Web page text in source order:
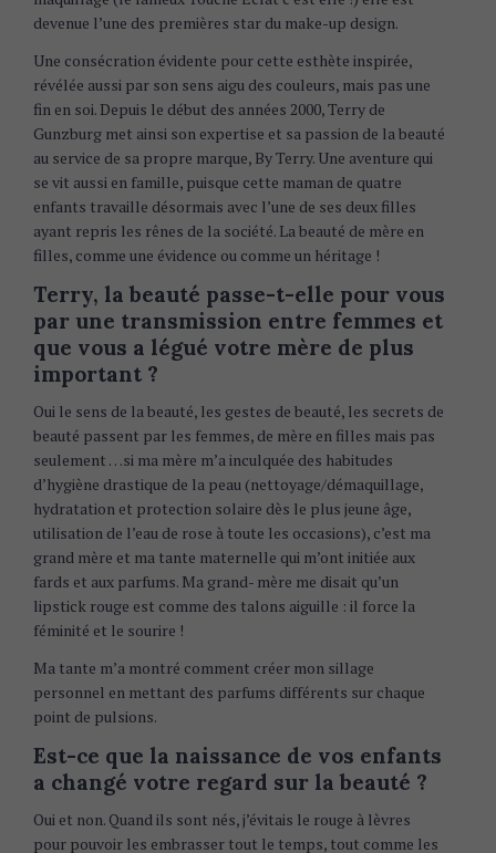
devenue l’une des premières star du make-up design.
Une consécration évidente pour cette esthète inspirée,
révélée aussi par son sens aigu des couleurs, mais pas une
fin en soi. Depuis le début des années 2000, Terry de
Gunzburg met ainsi son expertise et sa passion de la beauté
au service de sa propre marque, By Terry. Une aventure qui
se vit aussi en famille, puisque cette maman de quatre
enfants travaille désormais avec l’une de ses deux filles
ayant repris les rênes de la société. La beauté de mère en
filles, comme une évidence ou comme un héritage !
Terry, la beauté passe-t-elle pour vous
par une transmission entre femmes et
que vous a légué votre mère de plus
important ?
Oui le sens de la beauté, les gestes de beauté, les secrets de
beauté passent par les femmes, de mère en filles mais pas
seulement …si ma mère m’a inculquée des habitudes
d’hygiène drastique de la peau (nettoyage/démaquillage,
hydratation et protection solaire dès le plus jeune âge,
utilisation de l’eau de rose à toute les occasions), c’est ma
grand mère et ma tante maternelle qui m’ont initiée aux
fards et aux parfums. Ma grand- mère me disait qu’un
lipstick rouge est comme des talons aiguille : il force la
féminité et le sourire !
Ma tante m’a montré comment créer mon sillage
personnel en mettant des parfums différents sur chaque
point de pulsions.
Est-ce que la naissance de vos enfants
a changé votre regard sur la beauté ?
Oui et non. Quand ils sont nés, j’évitais le rouge à lèvres
pour pouvoir les embrasser tout le temps, tout comme les